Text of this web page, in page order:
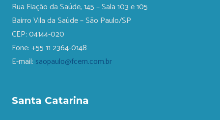
Rua Fiação da Saúde, 145 – Sala 103 e 105
Bairro Vila da Saúde – São Paulo/SP
CEP: 04144-020
Fone: +55 11 2364-0148
E-mail: saopaulo@fcem.com.br
Santa Catarina